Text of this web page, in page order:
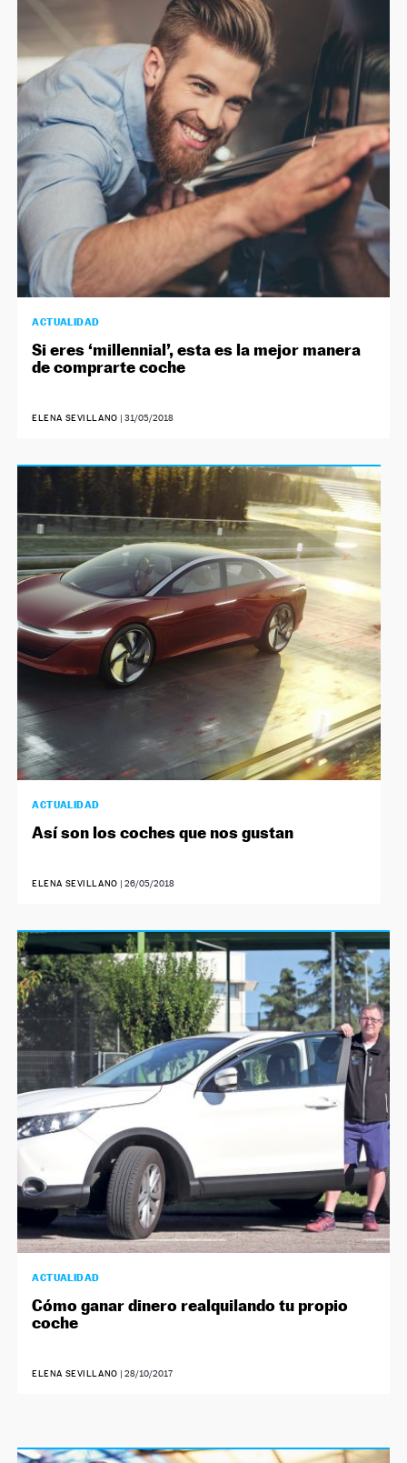
SÍGUENOS
ACTUALIDAD
Si eres ‘millennial’, esta es la mejor manera
de comprarte coche
ELENA SEVILLANO |31/05/2018
ACTUALIDAD
Así son los coches que nos gustan
ELENA SEVILLANO |26/05/2018
ACTUALIDAD
Cómo ganar dinero realquilando tu propio
coche
ELENA SEVILLANO |28/10/2017